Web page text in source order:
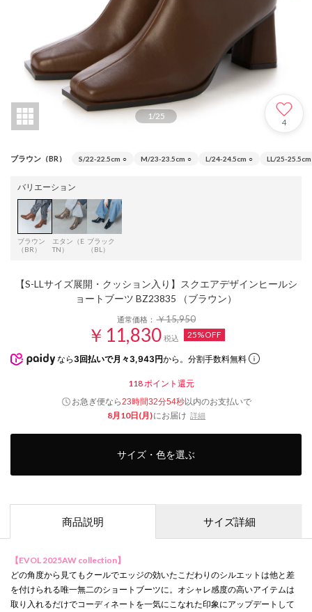
1/25
4
ブラウン（BR） S/22-22.5cm ○ M/23-23.5cm ○ L/24-24.5cm ○ LL/25-25.5cm
バリエーション
ブラウン
（BR）
エタン（E
TN）
ブラック
（BL）
【S-LLサイズ展開・クッション入り】スクエアデザインヒールシ
ョートブーツ BZ23835 （ブラウン）
通常価格：￥15,950
￥11,830 税込 25%OFF
なら 3回払いで月々3,943円から。分割手数料無料
118 ポイント還元
お急ぎ便なら23時間32分53秒以内のお支払いで
8月10日(月)にお届け 詳細
サイズ・色を選ぶ
商品説明 サイズ詳細
【EVOL 2025AW collection】
どの角度から見てもクールでエッジの効いたこだわりのシルエットは他と差
を付けられる唯一無二のショートブーツに。オシャレ感度の高いアイテムは
取り入れるだけでコーディネートを一気にこなれた印象にアップデートして